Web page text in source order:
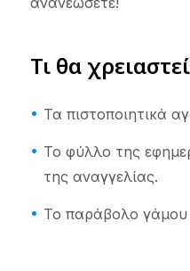
Τι θα
Τα πιστοποιητικά
Το φύλλο της
της αναγγελίας.
Το παράβολο γάμου